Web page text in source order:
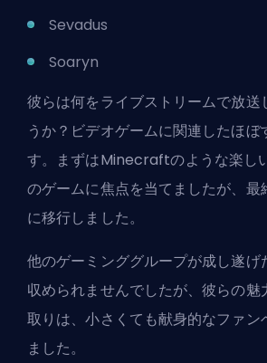
Sevadus
Soaryn
彼らは何をライブストリームで放送
うか？ビデオゲームに関連したほぼ
す。まずはMinecraftのような楽し
のゲームに焦点を当てましたが、最
に移行しました。
他のゲーミンググループが成し遂げ
収められませんでしたが、彼らの魅
取りは、小さくても献身的なファン
ました。